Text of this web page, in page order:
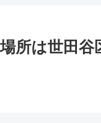
所は世田谷